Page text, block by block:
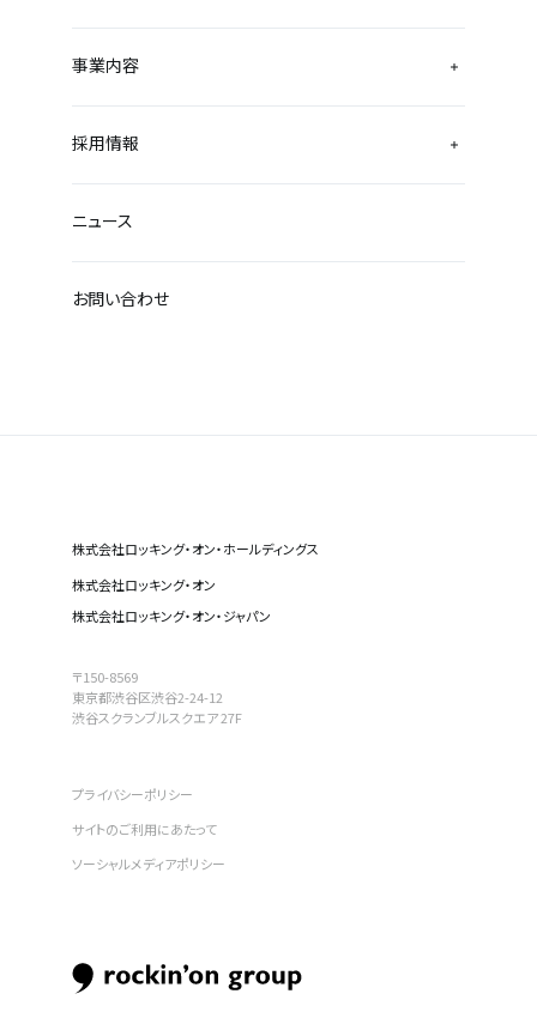
株式会社ロッキング・オン・ホールディングス
株式会社ロッキング・オン
株式会社ロッキング・オン・ジャパン
〒150-8569
東京都渋谷区渋谷2-24-12
渋谷スクランブルスクエア 27F
事業内容
採用情報
ニュース
お問い合わせ
プライバシーポリシー
サイトのご利用にあたって
ソーシャルメディアポリシー